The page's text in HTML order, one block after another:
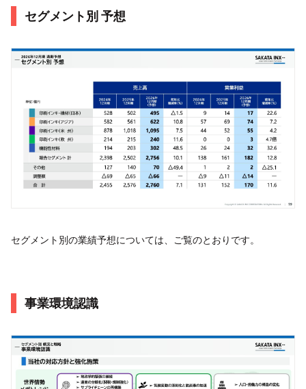
セグメント別 予想
セグメント別の業績予想については、ご覧のとおりです。
事業環境認識